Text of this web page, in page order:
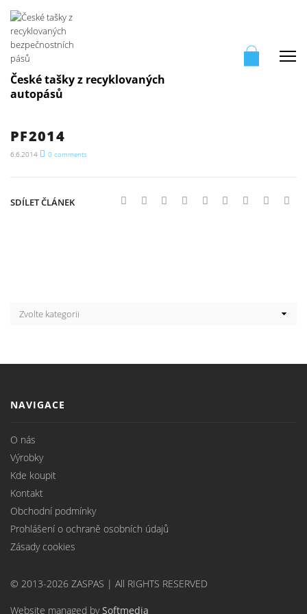
České tašky z recyklovaných
autopásů
PF2014
6.6.2014 0 comments
SDÍLET ČLÁNEK
NAVIGACE
O nás
Výrobky
Kde koupit
Kontakt
Obchodní podmínky
Prohlášení o ochraně osobních údajů
Zásady cookies
© 2013-2026 ZASPAS | All RIGHTS RESERVED
Website managed bySoftmedia